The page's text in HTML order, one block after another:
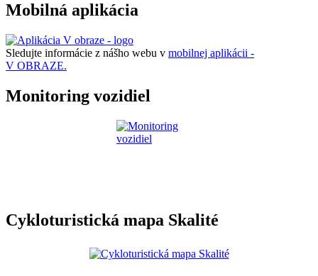
Mobilná aplikácia
Sledujte informácie z nášho webu v mobilnej aplikácii -
V OBRAZE.
Monitoring vozidiel
Cykloturistická mapa Skalité